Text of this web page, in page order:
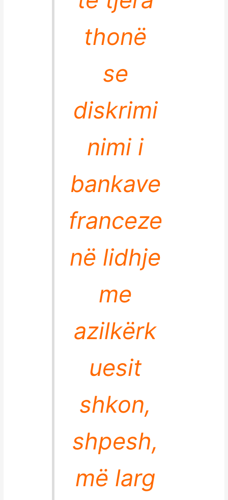
thonë
se
diskrimi
nimi i
bankave
franceze
në lidhje
me
azilkërk
uesit
shkon,
shpesh,
më larg